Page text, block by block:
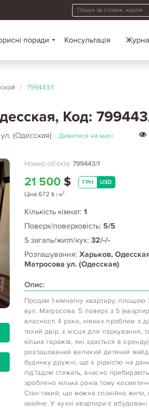
поради Консультація
/ 799443/1
Код:
(Одесская) Дивитися на мапі
Номер об'єкта: 799443/1
21 500 $ ГРН USD
Ціна 672 $ / м2
Кількість кімнат: 1
Поверх/поверховість: 5/5
S загаль/житл/кух: 32/-/-
Розташування: Харьков,
Матросова ул. (Одесская)
Опис:
Продам 1-кімнатну квартиру,
вул. Матросова. 5 поверх з 5
власності 4 роки, ніяких проблем з
тихий двір, є місця для паркування,
кілька гаражів, які здасться в
розташований великий дитячий
будинку дружні, що є рідкістю на
під'їздом стежать, вчасно
зроблено кілька років тому
Стан такий, що можна спокійно жити,
охайне. У кухні квартири є